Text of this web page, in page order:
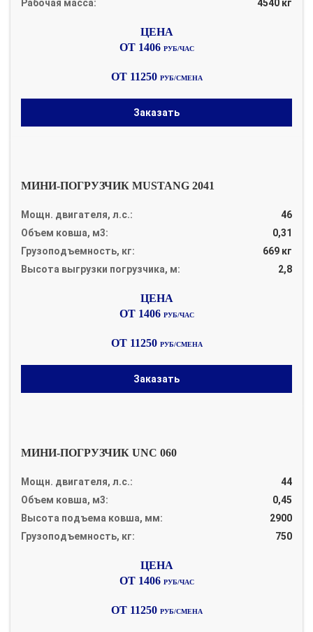
Рабочая масса:
4540 кг
ОТ 1406 РУБ/ЧАС
ОТ 11250 РУБ/СМЕНА
Заказать
МИНИ-ПОГРУЗЧИК MUSTANG 2041
Мощн. двигателя, л.с.:
46
Объем ковша, м3:
0,31
Грузоподъемность, кг:
669 кг
Высота выгрузки погрузчика, м:
2,8
ОТ 1406 РУБ/ЧАС
ОТ 11250 РУБ/СМЕНА
Заказать
МИНИ-ПОГРУЗЧИК UNC 060
Мощн. двигателя, л.с.:
44
Объем ковша, м3:
0,45
Высота подъема ковша, мм:
2900
Грузоподъемность, кг:
750
ОТ 1406 РУБ/ЧАС
ОТ 11250 РУБ/СМЕНА